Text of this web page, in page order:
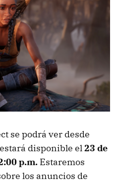
se podrá ver desde
disponible el23 de
p.m. Estaremos
los anuncios de